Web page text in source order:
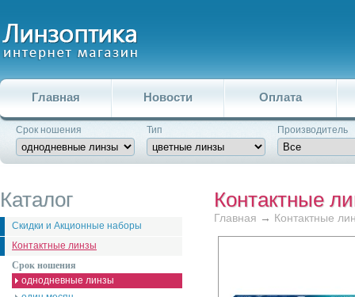
Главная Новости Оплата
Срок ношения Тип Производитель
Каталог
Скидки и Акционные наборы
Контактные линзы
Срок ношения
однодневные линзы
Контактные
Главная → Контактные